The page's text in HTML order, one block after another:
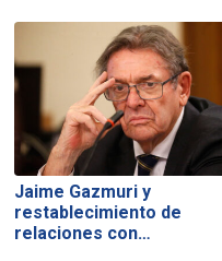
Jaime Gazmuri y
restablecimiento de
relaciones con…